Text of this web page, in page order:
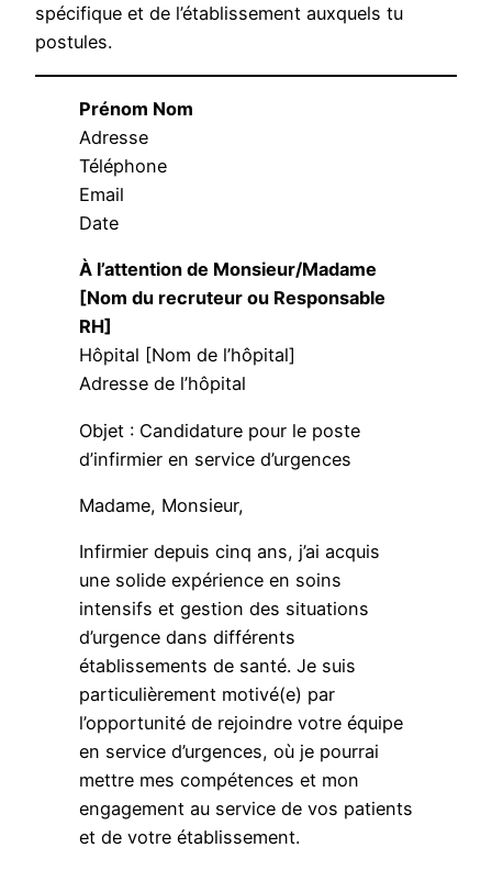
spécifique et de l’établissement auxquels tu
postules.
Prénom Nom
Adresse
Téléphone
Email
Date
À l’attention de Monsieur/Madame
[Nom du recruteur ou Responsable
RH]
Hôpital [Nom de l’hôpital]
Adresse de l’hôpital
Objet : Candidature pour le poste
d’infirmier en service d’urgences
Madame, Monsieur,
Infirmier depuis cinq ans, j’ai acquis
une solide expérience en soins
intensifs et gestion des situations
d’urgence dans différents
établissements de santé. Je suis
particulièrement motivé(e) par
l’opportunité de rejoindre votre équipe
en service d’urgences, où je pourrai
mettre mes compétences et mon
engagement au service de vos patients
et de votre établissement.